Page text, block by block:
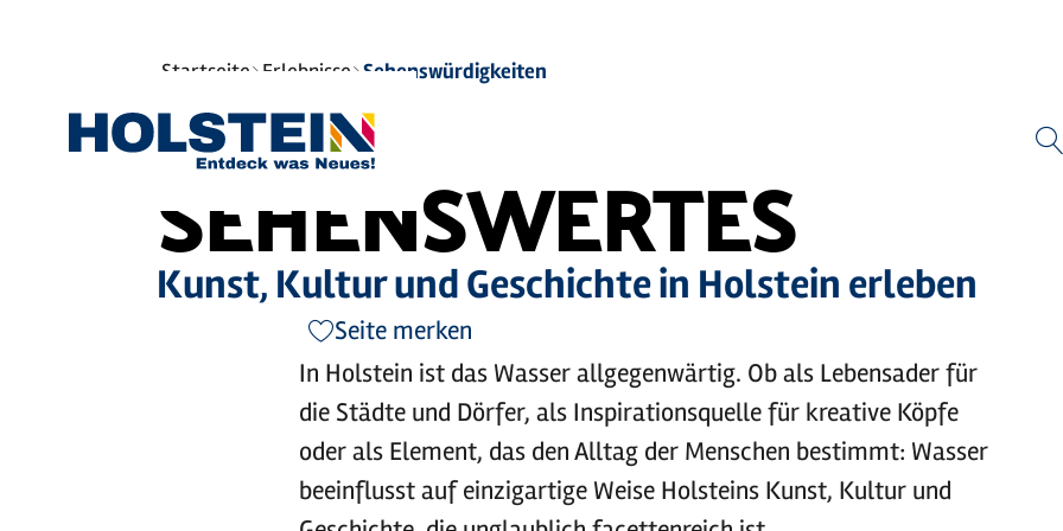
Sie
Startseite Erlebnisse Sehenswürdigkeiten
SEHENSWERTES
Kunst, Kultur und Geschichte in Holstein erleben
Seite merken
In Holstein ist das Wasser allgegenwärtig. Ob als Lebensader für
die Städte und Dörfer, als Inspirationsquelle für kreative Köpfe
oder als Element, das den Alltag der Menschen bestimmt: Wasser
beeinflusst auf einzigartige Weise Holsteins Kunst, Kultur und